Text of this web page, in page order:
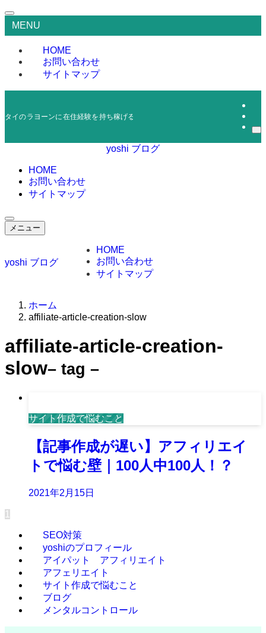
MENU
HOME
お問い合わせ
サイトマップ
タイのラヨーンに在住経験を持ち稼げる情報を発信しているブログです。０か
yoshi ブログ
HOME
お問い合わせ
サイトマップ
メニュー
yoshi ブログ
HOME
お問い合わせ
サイトマップ
ホーム
affiliate-article-creation-slow
affiliate-article-creation-
slow– tag –
サイト作成で悩むこと
【記事作成が遅い】アフィリエイ
トで悩む壁｜100人中100人！？
2021年2月15日
1
SEO対策
yoshiのプロフィール
アイパット アフィリエイト
アフェリエイト
サイト作成で悩むこと
ブログ
メンタルコントロール